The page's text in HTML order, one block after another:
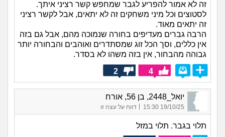
זה לא אמור להפריע לגבר שמחפש קשר רציני איתך.
לסטוצים וכל מיני משחקים זה לא יתאים, אבל לקשר רציני
זה יתאים מאוד.
הרבה גברים מעדיפים בחורה שנמוכה מהם, אבל גם בזה
אין כללים, וסך הכל זוג שמסתדרים ואוהבים והבחורה יותר
גבוהה מהבחור, אין בזה משהו לא בסדר.
4
2
יואל_2448, בן 56, אורח
19/10/25 15:30
| דווח על עצה זו
תלוי בגבר. תלוי במזל